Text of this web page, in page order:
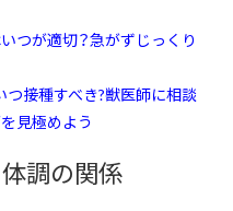
つが適切？急がずじっくり
つ接種すべき?獣医師に相談
見極めよう
調の関係